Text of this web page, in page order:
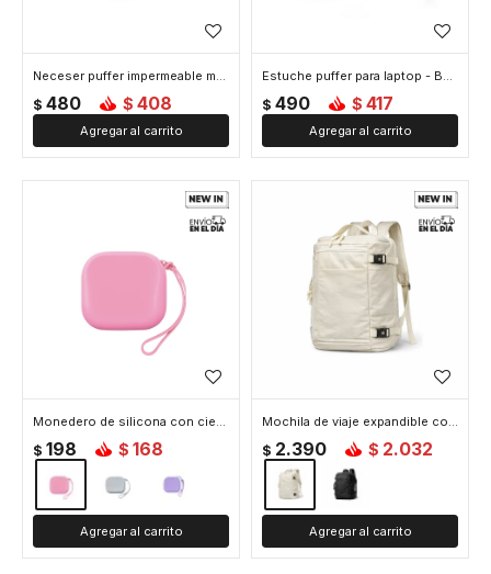
Neceser puffer impermeable maletin - Beige
$ 480 $ 408
Estuche puffer para laptop - Beige
$ 490 $ 417
Monedero de silicona con cierre - Fucsia
$ 198 $ 168
Mochila de viaje expandible con múltiples bolsillos - Beige
$ 2.390 $ 2.032